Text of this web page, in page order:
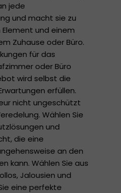
jede
und macht sie zu
und einem
Zuhause oder Büro.
für das
oder Büro
wird selbst die
erfüllen.
nicht ungeschützt
Wählen Sie
und
die eine
an den
kann. Wählen Sie aus
Jalousien und
eine perfekte